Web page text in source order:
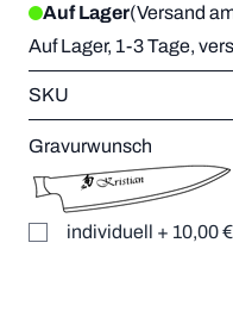
Auf Lager(Versand
Auf Lager, 1-3 Tage,
SKU
Gravurwunsch
individuell + 10,00 €